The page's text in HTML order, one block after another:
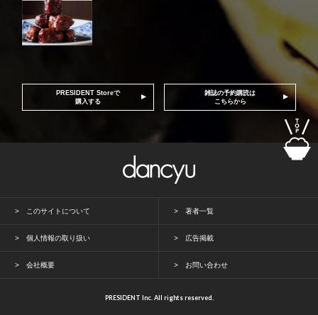
PRESIDENT Storeで
購入する
雑誌の予約購読は
こちらから
このサイトについて 著者一覧
個人情報の取り扱い 広告掲載
会社概要 お問い合わせ
PRESIDENT Inc. All rights reserved.